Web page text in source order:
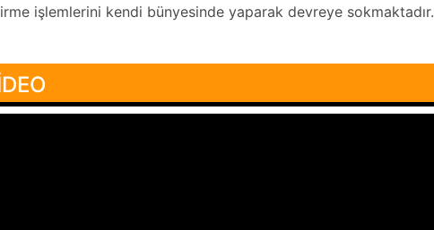
işlemlerini kendi bünyesinde yaparak devreye sokmaktadır.